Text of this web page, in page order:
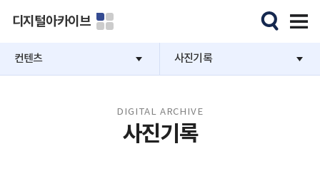
디지털아카이브
컨텐츠 사진기록
DIGITAL ARCHIVE
사진기록